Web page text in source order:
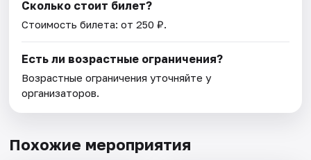
Сколько стоит билет?
Стоимость билета: от 250 ₽.
Есть ли возрастные ограничения?
Возрастные ограничения уточняйте у
организаторов.
Похожие мероприятия